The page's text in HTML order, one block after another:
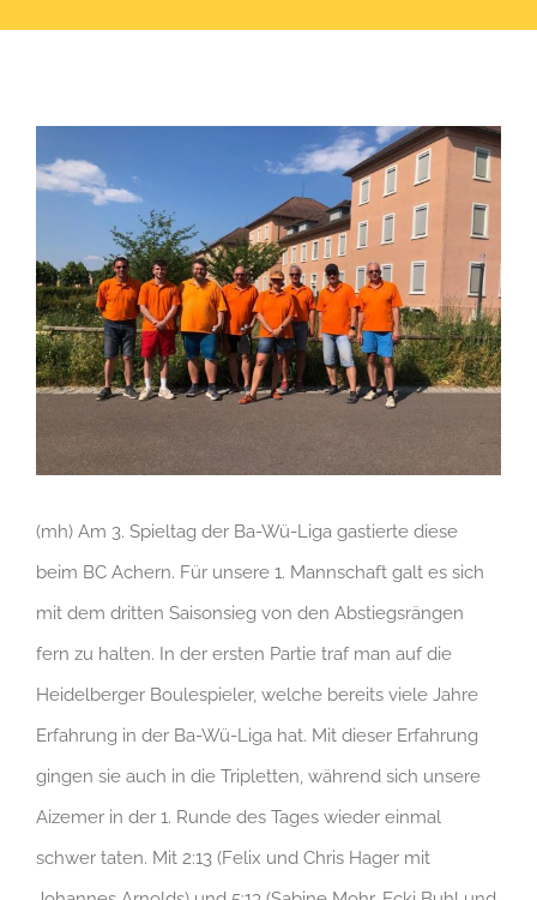
grösseres
(mh) Am 3. Spieltag der Ba-Wü-Liga gastierte diese
beim BC Achern. Für unsere 1. Mannschaft galt es sich
mit dem dritten Saisonsieg von den Abstiegsrängen
fern zu halten. In der ersten Partie traf man auf die
Heidelberger Boulespieler, welche bereits viele Jahre
Erfahrung in der Ba-Wü-Liga hat. Mit dieser Erfahrung
gingen sie auch in die Tripletten, während sich unsere
Aizemer in der 1. Runde des Tages wieder einmal
schwer taten. Mit 2:13 (Felix und Chris Hager mit